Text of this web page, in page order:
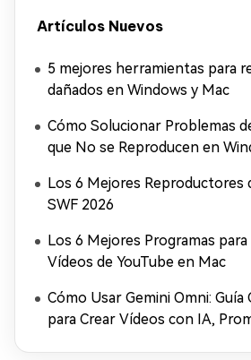
Artículos Nuevos
5 mejores herramientas para
dañados en Windows y Mac
Cómo Solucionar Problemas
que No se Reproducen en
Los 6 Mejores Reproductores
SWF 2026
Los 6 Mejores Programas
Vídeos de YouTube en Mac
Cómo Usar Gemini Omni: Guía
para Crear Vídeos con IA,